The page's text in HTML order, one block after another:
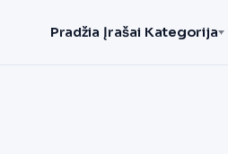
Pradžia Įrašai Kategorija